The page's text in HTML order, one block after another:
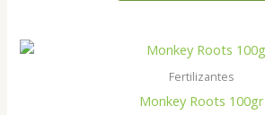
Fertilizantes
Monkey Roots 100gr